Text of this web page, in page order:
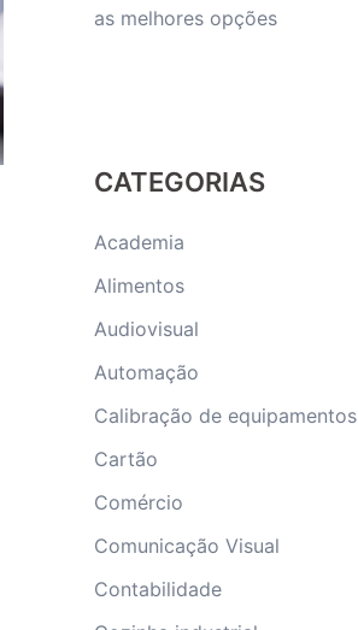
as melhores opções
CATEGORIAS
Academia
Alimentos
Audiovisual
Automação
Calibração de equipamentos
Cartão
Comércio
Comunicação Visual
Contabilidade